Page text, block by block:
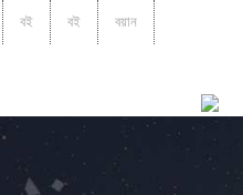
বই বই বয়ান